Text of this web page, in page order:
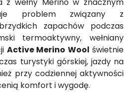
z wełny Merino w znacznym
problem związany z
zapachów podczas
termoaktywny, wełniany
Active Merino Wool świetnie
turystyki górskiej, jazdy na
przy codziennej aktywności
komfort i wygodę.